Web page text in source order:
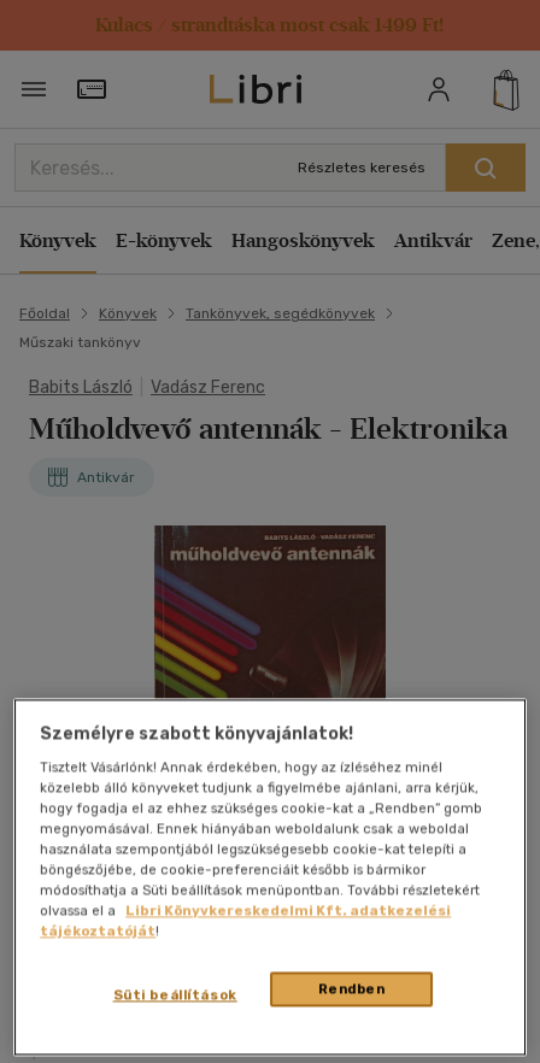
Kulacs / strandtáska most csak 1499 Ft!
Törzsvásárlói Kártya adatai
Részletes keresés
Könyvek E-könyvek Hangoskönyvek Antikvár
Főoldal Könyvek
Tankönyvek, segédkönyvek
Műszaki tankönyv
Babits László Vadász Ferenc
Műholdvevő antennák - Elektronika
Antikvár
Kívánságlistához adom
|114 oldal
Személyre szabott könyvajánlatok!
Tisztelt Vásárlónk! Annak érdekében, hogy az ízléséhez minél
közelebb álló könyveket tudjunk a figyelmébe ajánlani, arra kérjük,
hogy fogadja el az ehhez szükséges cookie-kat a „Rendben” gomb
megnyomásával. Ennek hiányában weboldalunk csak a weboldal
használata szempontjából legszükségesebb cookie-kat telepíti a
böngészőjébe, de cookie-preferenciáit később is bármikor
módosíthatja a Süti beállítások menüpontban. További részletekért
olvassa el a
Libri Könyvkereskedelmi Kft. adatkezelési
tájékoztatóját!
Rendben
Süti beállítások